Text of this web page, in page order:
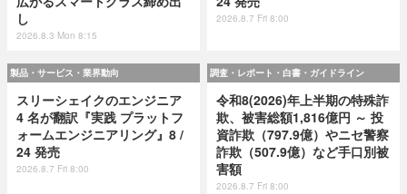
し
2026.8.3 Mon 8:15
2026.8.7 Fri 8:00
製品・サービス・業界動向
スリーシェイクのエンジニア
4 名が翻訳『実践 プラットフ
ォームエンジニアリング』8 /
24 発売
2026.8.7 Fri 8:00
調査・レポート・白書・ガイドライン
令和8(2026)年上半期の特殊詐
欺、被害総額1,816億円 ～ 投
資詐欺（797.9億）やニセ警察
詐欺（507.9億）など手口別被
害額
2026.8.7 Fri 8:00